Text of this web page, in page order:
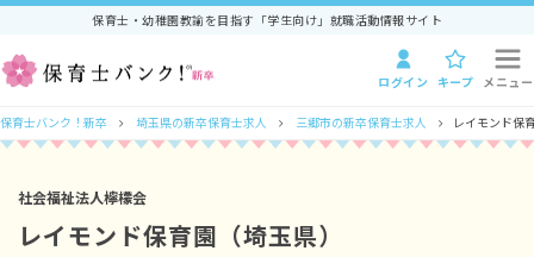
保育士・幼稚園教諭を目指す「学生向け」就職活動情報サイト
ログイン キープ メニュー
保育士バンク！新卒 埼玉県の新卒保育士求人 三郷市の新卒保育士求人 レイモンド保
社会福祉法人檸檬会
レイモンド保育園（埼玉県）